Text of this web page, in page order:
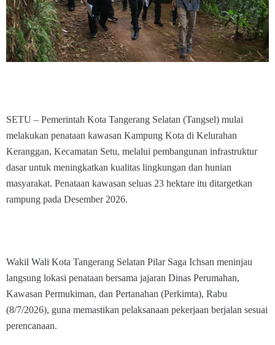
SETU – Pemerintah Kota Tangerang Selatan (Tangsel) mulai
melakukan penataan kawasan Kampung Kota di Kelurahan
Keranggan, Kecamatan Setu, melalui pembangunan infrastruktur
dasar untuk meningkatkan kualitas lingkungan dan hunian
masyarakat. Penataan kawasan seluas 23 hektare itu ditargetkan
rampung pada Desember 2026.
Wakil Wali Kota Tangerang Selatan Pilar Saga Ichsan meninjau
langsung lokasi penataan bersama jajaran Dinas Perumahan,
Kawasan Permukiman, dan Pertanahan (Perkimta), Rabu
(8/7/2026), guna memastikan pelaksanaan pekerjaan berjalan sesuai
perencanaan.